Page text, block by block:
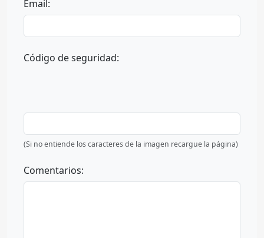
Email:
Código de seguridad:
(Si no entiende los caracteres de la imagen recargue la página)
Comentarios: